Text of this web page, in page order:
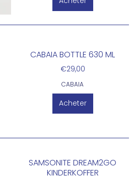
CABAIA BOTTLE 630 ML
€29,00
CABAIA
Acheter
SAMSONITE DREAM2GO
KINDERKOFFER